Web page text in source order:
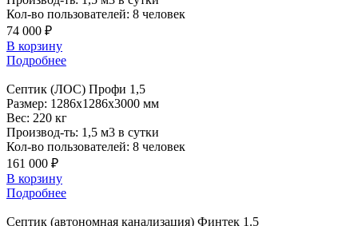
Кол-во пользователей: 8 человек
74 000 ₽
В корзину
Подробнее
Септик (ЛОС) Профи 1,5
Размер: 1286x1286x3000 мм
Вес: 220 кг
Производ-ть: 1,5 м3 в сутки
Кол-во пользователей: 8 человек
161 000 ₽
В корзину
Подробнее
Септик (автономная канализация) Финтек 1.5